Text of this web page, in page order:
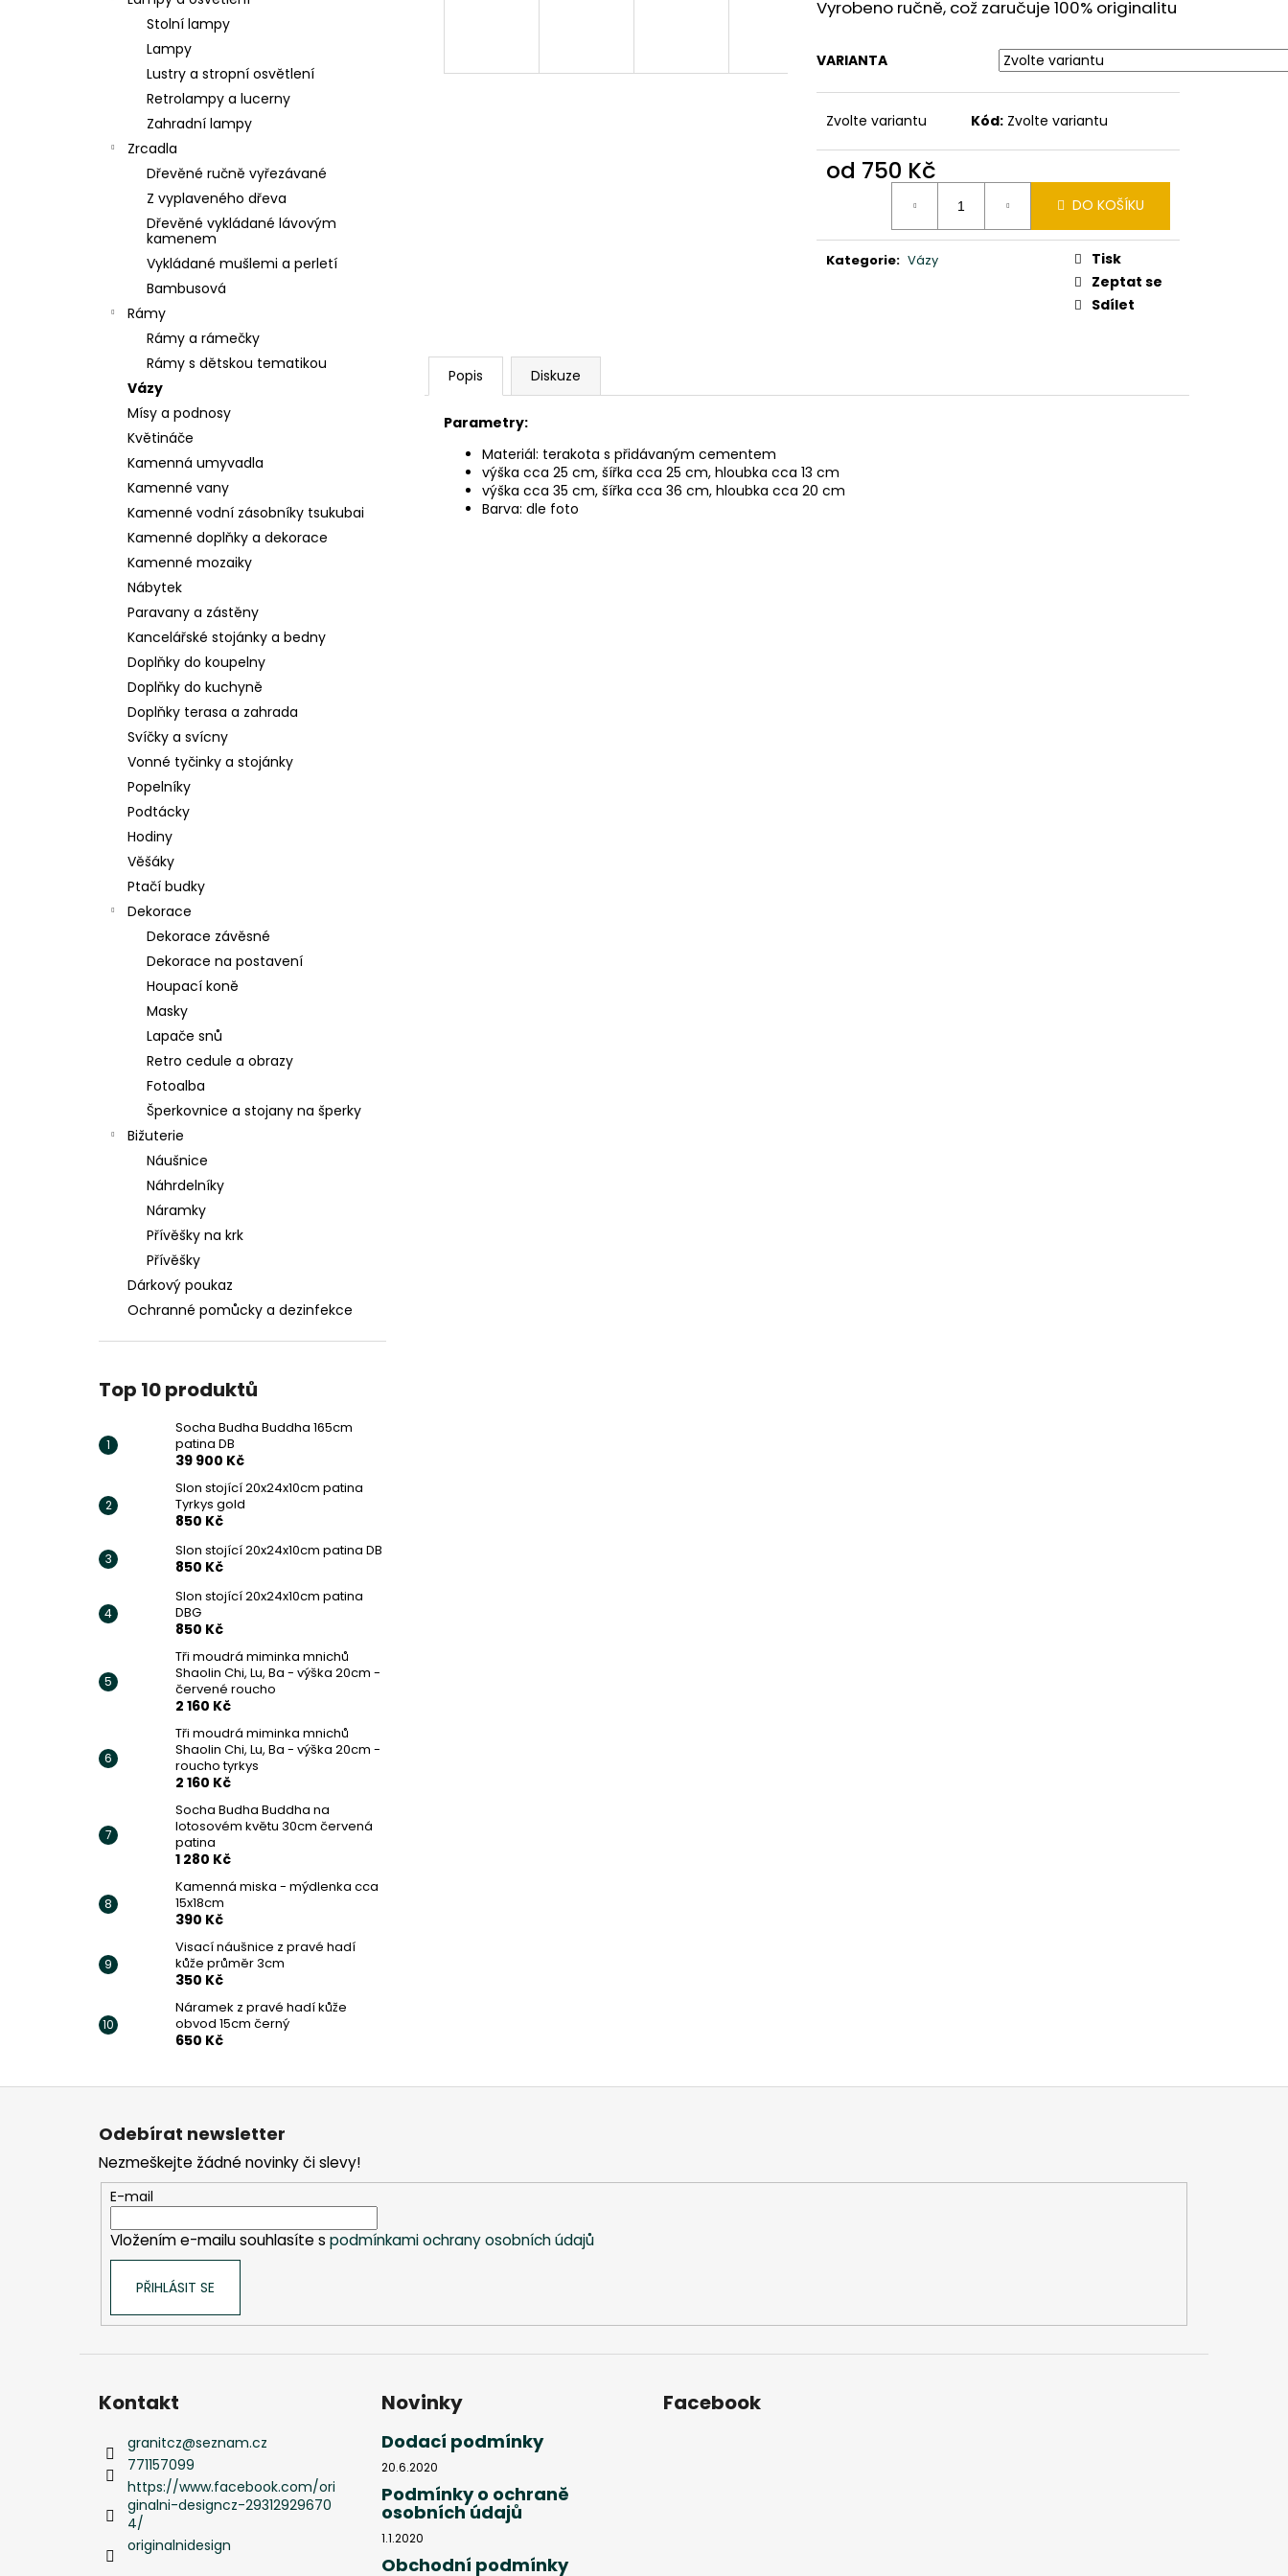
Stolní lampy
Lampy
Lustry a stropní osvětlení
Retrolampy a lucerny
Zahradní lampy
Zrcadla
Dřevěné ručně vyřezávané
Z vyplaveného dřeva
Dřevěné vykládané lávovým
kamenem
Vykládané mušlemi a perletí
Bambusová
Rámy
Rámy a rámečky
Rámy s dětskou tematikou
Vázy
Mísy a podnosy
Květináče
Kamenná umyvadla
Kamenné vany
Kamenné vodní zásobníky tsukubai
Kamenné doplňky a dekorace
Kamenné mozaiky
Nábytek
Paravany a zástěny
Kancelářské stojánky a bedny
Doplňky do koupelny
Doplňky do kuchyně
Doplňky terasa a zahrada
Svíčky a svícny
Vonné tyčinky a stojánky
Popelníky
Podtácky
Hodiny
Věšáky
Ptačí budky
Dekorace
Dekorace závěsné
Dekorace na postavení
Houpací koně
Masky
Lapače snů
Retro cedule a obrazy
Fotoalba
Šperkovnice a stojany na šperky
Bižuterie
Náušnice
Náhrdelníky
Náramky
Přívěšky na krk
Přívěšky
Dárkový poukaz
Ochranné pomůcky a dezinfekce
Top 10 produktů
Socha Budha Buddha 165cm
patina DB
39 900 Kč
Slon stojící 20x24x10cm patina
Tyrkys gold
850 Kč
Slon stojící 20x24x10cm patina DB
850 Kč
Slon stojící 20x24x10cm patina
DBG
850 Kč
Tři moudrá miminka mnichů
Shaolin Chi, Lu, Ba - výška 20cm -
červené roucho
2 160 Kč
Tři moudrá miminka mnichů
Shaolin Chi, Lu, Ba - výška 20cm -
roucho tyrkys
2 160 Kč
Socha Budha Buddha na
lotosovém květu 30cm červená
patina
1 280 Kč
Kamenná miska - mýdlenka cca
15x18cm
390 Kč
Visací náušnice z pravé hadí
kůže průměr 3cm
350 Kč
Náramek z pravé hadí kůže
obvod 15cm černý
650 Kč
Vyrobeno ručně, což zaručuje 100% originalitu
VARIANTA
Zvolte variantu Kód: Zvolte variantu
od 750 Kč
DO KOŠÍKU
Kategorie: Vázy
Tisk
Zeptat se
Sdílet
Popis Diskuze
Parametry:
Materiál: terakota s přidávaným cementem
výška cca 25 cm, šířka cca 25 cm, hloubka cca 13 cm
výška cca 35 cm, šířka cca 36 cm, hloubka cca 20 cm
Barva: dle foto
SOCHA BUDHA BUDDHA 165CM PATINA
39 900 Kč
SLON STOJÍCÍ 20X24X10CM PATINA DB
Z
Odebírat newsletter
Nezmeškejte žádné novinky či slevy!
E-mail
Vložením e-mailu souhlasíte s podmínkami ochrany osobních údajů
PŘIHLÁSIT SE
Kontakt
granitcz@seznam.cz
771157099
https://www.facebook.com/ori
ginalni-designcz-29312929670
4/
originalnidesign
Novinky
Dodací podmínky
20.6.2020
Podmínky o ochraně
osobních údajů
1.1.2020
Obchodní podmínky
Facebook